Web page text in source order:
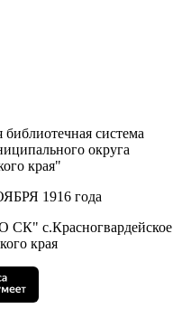
система
округа
края"
1916 года
с.Красногвардейское
края